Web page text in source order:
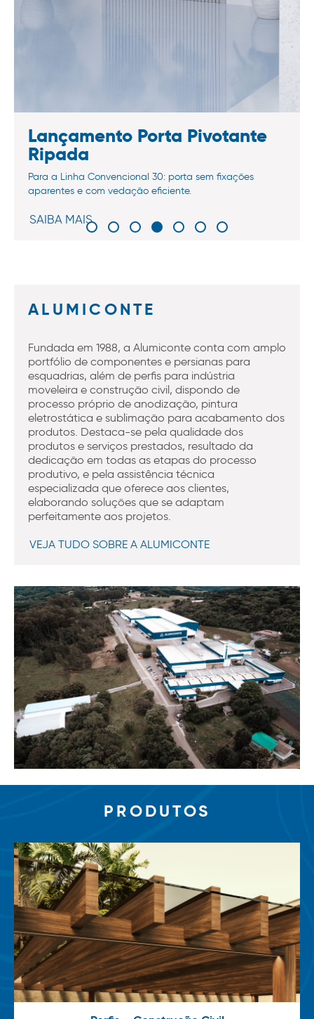
Lançamento Porta Pivotante
Ripada
Para a Linha Convencional 30: porta sem fixações
aparentes e com vedação eficiente.
SAIBA MAIS
ALUMICONTE
Fundada em 1988, a Alumiconte conta com amplo
portfólio de componentes e persianas para
esquadrias, além de perfis para indústria
moveleira e construção civil, dispondo de
processo próprio de anodização, pintura
eletrostática e sublimação para acabamento dos
produtos. Destaca-se pela qualidade dos
produtos e serviços prestados, resultado da
dedicação em todas as etapas do processo
produtivo, e pela assistência técnica
especializada que oferece aos clientes,
elaborando soluções que se adaptam
perfeitamente aos projetos.
VEJA TUDO SOBRE A ALUMICONTE
PRODUTOS